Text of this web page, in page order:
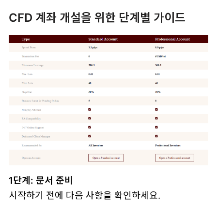
CFD 계좌 개설을 위한 단계별 가이드
1단계: 문서 준비
시작하기 전에 다음 사항을 확인하세요.